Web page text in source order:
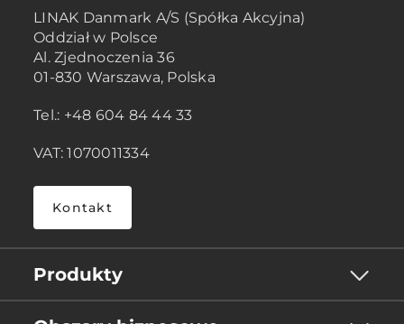
LINAK Danmark A/S (Spółka Akcyjna)
Oddział w Polsce
Al. Zjednoczenia 36
01-830 Warszawa, Polska
Tel.: +48 604 84 44 33
VAT: 1070011334
Kontakt
Produkty